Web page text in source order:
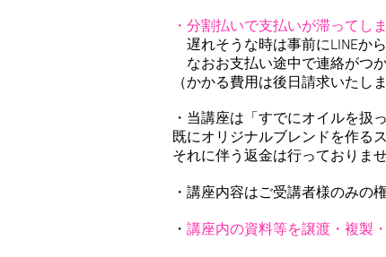
・分割払いで支払いが滞ってし
遅れそうな時は事前にLINEか
なおお支払い途中で連絡がつ
（かかる費用は後日請求いたしま
・当講座は「すでにオイルを扱
既にオリジナルブレンドを作る
それに伴う返金は行っておりま
・講座内容はご受講者様のみの
・ 講座内の資料等を譲渡・複製